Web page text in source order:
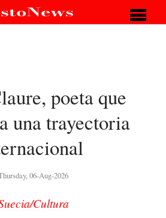
poeta que
una trayectoria
06-Aug-2026
Cultura